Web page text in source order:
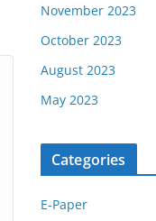
November 2023
October 2023
August 2023
May 2023
Categories
E-Paper